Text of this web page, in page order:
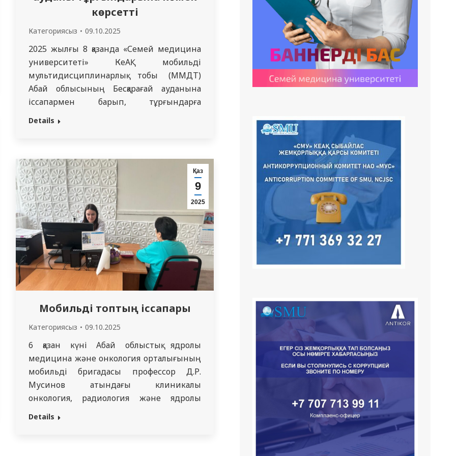
көрсетті
Категориясыз 09.10.2025
2025 жылғы 8 қазанда «Семей медицина
университеті» КеАҚ мобильді
мультидисциплинарлық тобы (ММДТ)
Абай облысының Бесқарағай ауданына
іссапармен барып, тұрғындарға
медициналық қызмет көрсетті. Сапардың
«Семей медицина университеті» КеАҚ-
ның жоғары білікті мамандары болды: *
Берсимбекова Гүлжан Балтабекқызы —
ревматолог-дәрігер, ішкі аурулар және
ревматология кафедрасының ассистенті;
…
Details
Қаз
9
2025
Мобильді топтың іссапары
Категориясыз 09.10.2025
6 қазан күні Абай облыстық ядролық
медицина және онкология орталығының
мобильді бригадасы профессор Д.Р.
Мусинов атындағы клиникалық
онкология, радиология және ядролық
медицина кафедрасының ассистенттері
Details